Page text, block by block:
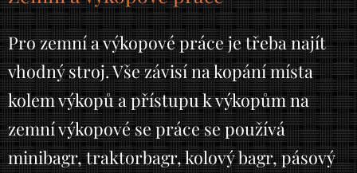
Pro zemní a výkopové práce je třeba najít
vhodný stroj. Vše závisí na kopání místa
kolem výkopů a přístupu k výkopům na
zemní výkopové se práce se používá
minibagr, traktorbagr, kolový bagr, pásový